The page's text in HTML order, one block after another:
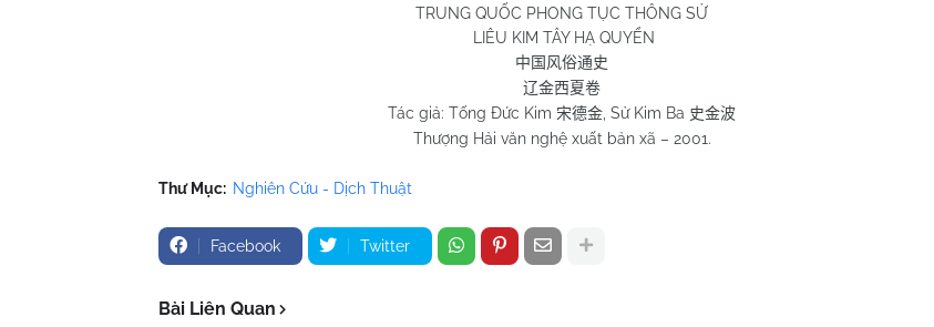
TRUNG QUỐC PHONG TỤC THÔNG SỬ
LIÊU KIM TÂY HẠ QUYỂN
中国风俗通史
辽金西夏卷
Tác giả: Tống Đức Kim 宋德金 , Sử Kim Ba 史金波
Thượng Hải văn nghệ xuất bản xã – 2001.
Thư Mục: Nghiên Cứu - Dịch Thuật
Facebook Twitter
Bài Liên Quan